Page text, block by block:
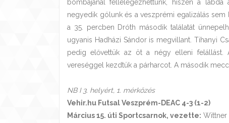
bombájánál fellélegezhettünk, hiszen a
negyedik gólunk és a veszprémi egalizálás
a 35. percben Dróth második találatát
ugyanis Hadházi Sándor is megvillant. Tihanyi
pedig elővettük az öt a négy elleni
vereséggel kezdtük a párharcot. A második
NB I 3. helyért, 1. mérkőzés
Vehir.hu Futsal Veszprém-DEAC 4-3 (1-2)
Március 15. úti Sportcsarnok, vezette: Wittner